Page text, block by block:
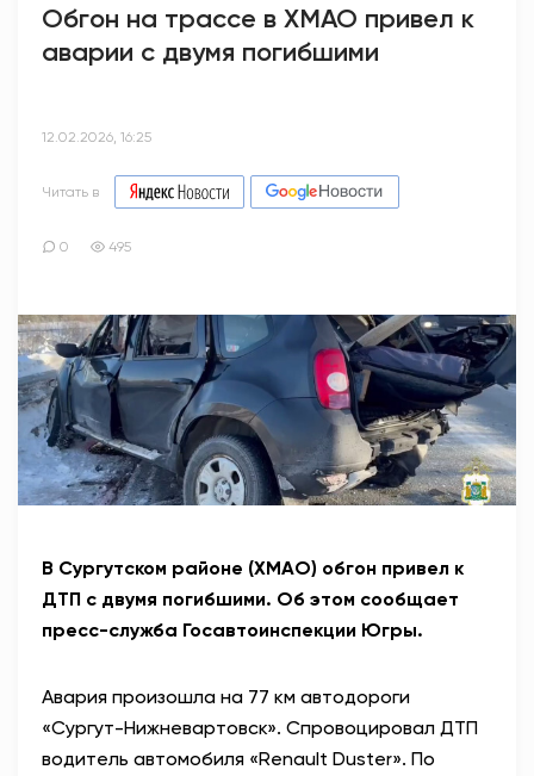
Обгон на трассе в ХМАО привел к
аварии с двумя погибшими
12.02.2026, 16:25
Читать в
0 495
В Сургутском районе (ХМАО) обгон привел к
ДТП с двумя погибшими. Об этом сообщает
пресс-служба Госавтоинспекции Югры.
Авария произошла на 77 км автодороги
«Сургут-Нижневартовск». Спровоцировал ДТП
водитель автомобиля «Renault Duster». По